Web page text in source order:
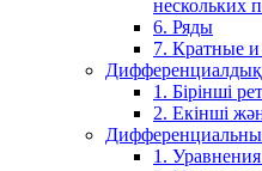
нескольких
6. Ряды
7. Кратные
Дифференциалдық
1. Бірінші
2. Екінші
1.